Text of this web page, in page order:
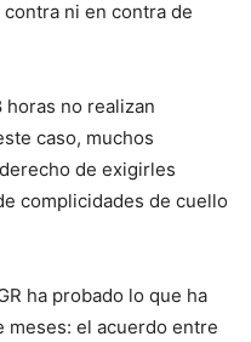
ni en contra de
no realizan
caso, muchos
de exigirles
complicidades de cuello
ha probado lo que ha
meses: el acuerdo entre